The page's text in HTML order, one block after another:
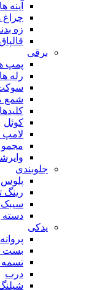
آینه ها
چراغ
زه
قالپاق
برقی
پمپ
رله
شمع
کوئل
لامپ
جلوبندی
رینگ
دسته
یدکی
پروانه
بست
تسمه
درب